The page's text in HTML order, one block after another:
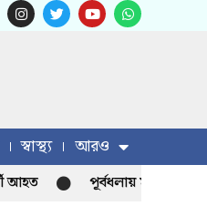
স্বাস্থ্য আরও
পূর্বধলায় মসজিদে জুমার